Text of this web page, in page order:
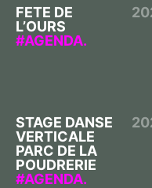
FETE DE
L’OURS
AGENDA.
STAGE DANSE
VERTICALE
PARC DE LA
POUDRERIE
AGENDA.